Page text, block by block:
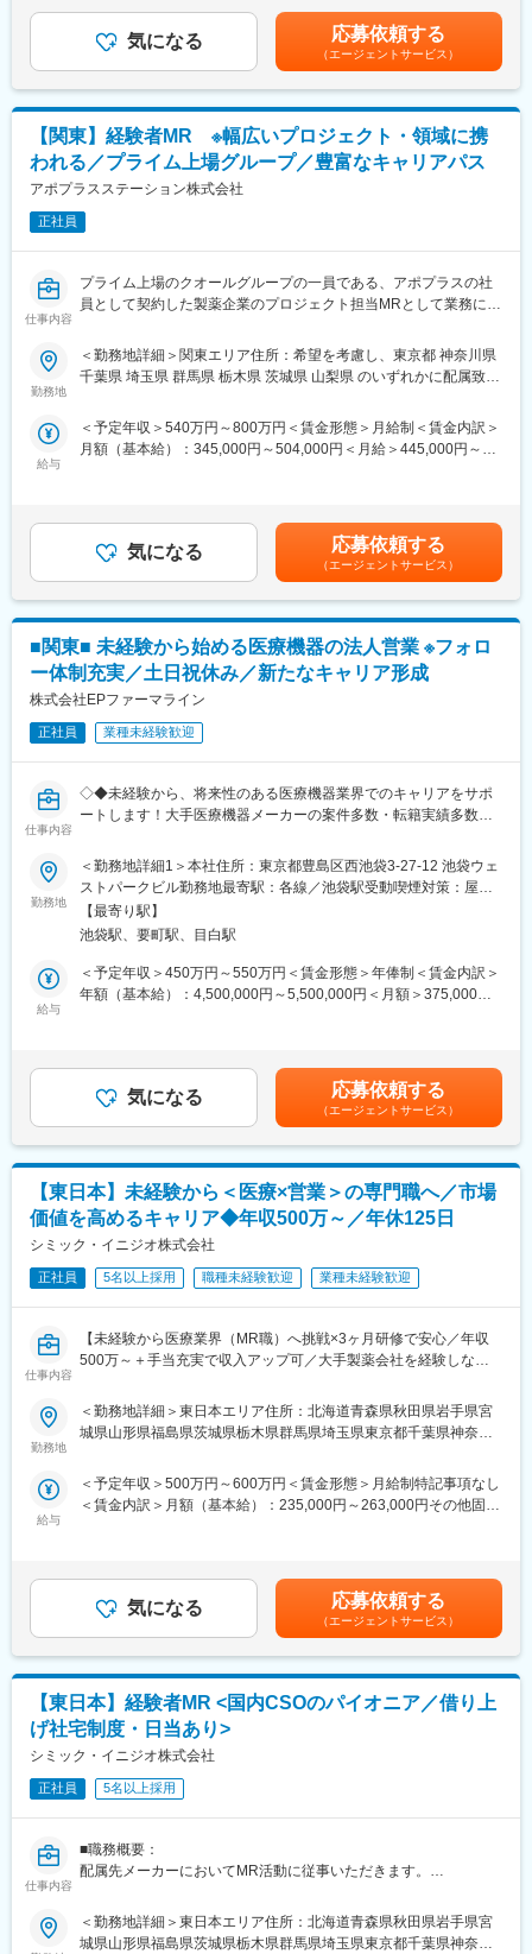
ています。
・1日あたり1,500円の外勤手当を支給
・家賃の60％を会社負担する借上社宅制度（持家からの通勤者等
一部を除く）
・転勤が必要な場合、転居費用は会社負担（単身赴任手当や帰省
旅費補助あり）
（4）豊富なキャリアパス
在籍期間や雇用形態に問わず、業績評価と上長からの推薦があれ
シミックグループ内の社内公募制度を使って、治験支援などに携
わることも可能です。
現場配属後も、担当サポーターが伴走します。1人にしません！
・東証プライム上場Gの安定基盤×内資系企業◎安定して働ける環
境です！
■職務内容：
MR（医薬情報担当者）として、医師や医薬品卸へ訪問、医薬品に
関する情報提供を行います。
＜MRとは＞
いのか」などの情報が付加されて、初めて効果的に使うことがで
きます。医師への適切な医薬品情報の提供を通じて、患者さんの
■安心の研修体制：
・導入教育終了後は、Web講義、e-Learning、集合研修を組み合
わせて行う、MR認定試験に100％を担保する対策講座がありま
・現場配属後も、担当SVと月1回以上の面談を設けており、成果
を出すためのフォロー体制を整えております。
★入社同期がいるため、一緒に頑張れる環境です！専門性の高い
営業職が目指せます。
■長く働ける◎働きやすい環境：
・土日祝休／年間休日122日
・長期休暇が取りやすい！（連続休暇の取得を奨励しています）
・有給取得率：70％以上
■福利厚生（転勤を伴う場合）：
・住居契約初期経費：会社負担（上限設定あり）
・入居時の引越し費用：会社負担（会社指定業者）
変更の範囲：会社の定める業務
どを考慮し、規定により決定します。※年収の他に別途日当（月額
3～4万円）・諸手当有昇給：年1回★頑張りに応じて年収UP★赴
任先の評価次第で大幅に年収をUPできます。（年2回業績給改
定）賃金はあくまでも目安の金額であり、選考を通じて上下する
可能性があります。月給(月額)は固定手当を含めた表記です。
気になる 応募依頼する
（エージェントサービス）
【関東】経験者MR ※幅広いプロジェクト・領域に携
われる／プライム上場グループ／豊富なキャリアパス
アポプラスステーション株式会社
正社員
仕事内容
プライム上場のクオールグループの一員である、アポプラスの社
員として契約した製薬企業のプロジェクト担当MRとして業務に従
メーカーなどプロジェクトは多岐に渡りますので、今までの経験
を活かせる環境が整っています。
■営業スタイル：担当エリアの医療機関（開業医、病院）を訪問し
用情報を収集を行っていただきます。
・新薬のプロモーション
※プロジェクトマネージャー、スーパーバイザー(SV)より、日々の
活動についてフォローを受けられる環境です。全国にSVを配置
し、素早くフォローができる体制をとっています。
■キャリアパス：コントラクトMRとしての働き方以外にも、スキ
ルアップを図りプロジェクトマネージャー等のマネジメント業
務、あるいは本社スタッフとしてMR経験を活かした業務に就くな
どのキャリアパスもございます。
■特徴：
(1)充実した教育体制：
・製品研修（約2週間～2ヶ月、プロジェクトによる）：入社オリ
・継続教育：APS COLLEGEという当社オリジナルの教育システ
ムがございます。まず、G（ジェネラル）MRとして基礎を身に着
て「医療経営士」の取得を目指していただくことも可能です。
(2)プロジェクトマネジメント体制：プロジェクトマネージャー、
スーパーバイザーが日々の活動をフォローします。定期的な連絡
や面談のほか、必要に応じて素早くバックアップに入るなど、MR
として結果を出せるように万全のサポート体制を整えています。
(3)豊富なプロジェクト数、50社を超える多数の取引メーカー：同
業他社と比較しても、多くのプロジェクト数があり、様々なご経
・入社3年目（MR経験者）28歳：642万（月給＋日当＋住宅手
当）
・入社5年目（MR経験者）33歳：712万（月給＋日当＋住宅手
変更の範囲：会社の定める業務
勤務地
＜勤務地詳細＞関東エリア住所：希望を考慮し、東京都 神奈川県
千葉県 埼玉県 群馬県 栃木県 茨城県 山梨県 のいずれかに配属致し
業所（リモートワーク含む）
給与
＜予定年収＞540万円～800万円＜賃金形態＞月給制＜賃金内訳＞
月額（基本給）：345,000円～504,000円＜月給＞445,000円～
す。※その他の手当は「待遇・福利厚生」欄をご参照ください。昇
給：年1回★頑張りに応じて年収UP★赴任先の評価次第で大幅に
年収をUPできます。（年2回業績給改定）賃金はあくまでも目安
の金額であり、選考を通じて上下する可能性があります。月給(月
額)は固定手当を含めた表記です。
気になる 応募依頼する
（エージェントサービス）
■関東■ 未経験から始める医療機器の法人営業 ※フォロ
ー体制充実／土日祝休み／新たなキャリア形成
株式会社EPファーマライン
正社員 業種未経験歓迎
仕事内容
◇◆未経験から、将来性のある医療機器業界でのキャリアをサポ
ートします！大手医療機器メーカーの案件多数・転籍実績多数
【はじめに／CSOとは】
EPファーマラインは「CSO業界」の中でも医療機器業界に特化し
た事業を展開している、国内でも数少ない大手企業です！CSO事
業とは、クライアントである国内の医療機器メーカーの営業機能
を一部EPファーマラインにて代行するサービスのことで、今回の
募集ではEPファーマラインの正社員として入社いただき、提携し
病院の医師や看護師、臨床工学技士などの医療従事者対し、情報
提供と提案営業を担当頂きます！基本的には既存顧客向けのルー
ト営業がメイン(一部新規あり)で、直行直帰の勤務が多く、自身で
多くの方が未経験からキャリアチェンジをされておりますが、医
療機器の使用方法の提案から、治療現場でのサポートまで、一貫
して医療現場に携わることができ、非常に社会貢献性を感じられ
るお仕事です！
【EPファーマラインでキャリアを築くメリット】
■優良案件多数／メーカー転籍を支援
他社では見かけないような大手メーカーの案件や最先端製品の案
件を保有しています。また原則、将来的にクライアント先への転
籍も視野に入れた内容で案件を受注しています。(＝将来的に医療
これを可能にしている背景としては、比較的少数規模を保って運
営を行っているからこそマネージャーの目が行き届く環境を整え
■入社後も強力なバックアップが受けられます！
も実施しており、日々の業務だけでなく中長期的な視点での相談
も可能です。また、クライアント・社内評価に基いた明確な評価
制度により、キャリアや年収アップに向けた目標を定めやすい環
少しでも医療業界でキャリア形成したい！というお気持ちのある
方は是非ご応募ください！
変更の範囲：会社の定める業務
勤務地
＜勤務地詳細1＞本社住所：東京都豊島区西池袋3-27-12 池袋ウェ
ストパークビル勤務地最寄駅：各線／池袋駅受動喫煙対策：屋内
全面禁煙＜勤務地詳細2＞関東エリア住所：東京都等、関東エリア
への配属予定となります。 受動喫煙対策：屋内全面禁煙変更の範
【最寄り駅】
池袋駅、要町駅、目白駅
給与
＜予定年収＞450万円～550万円＜賃金形態＞年俸制＜賃金内訳＞
年額（基本給）：4,500,000円～5,500,000円＜月額＞375,000円
気になる 応募依頼する
（エージェントサービス）
【東日本】未経験から＜医療×営業＞の専門職へ／市場
価値を高めるキャリア◆年収500万～／年休125日
シミック・イニジオ株式会社
正社員 5名以上採用 職種未経験歓迎 業種未経験歓迎
仕事内容
【未経験から医療業界（MR職）へ挑戦×3ヶ月研修で安心／年収
500万～＋手当充実で収入アップ可／大手製薬会社を経験しなが
＜入社月について＞
入社月が決まっているため同期も多く安心してスタート可能
具体的には、「どんな病気に効くか（効果）／安全性（副作用や
注意点）／品質に問題はないか」をわかりやすく伝えます
また、現場で使われた際の声を聞き取り製薬会社へ届け、より良
い薬づくりにも貢献します
自分が関わった薬が患者様の治療につながり、感謝されるやりが
いのある仕事です
＼＼求人のポイント／／
◎未経験から医療業界へ｜大手製薬会社のプロジェクトで働ける
◎3ヶ月研修＋OJTでゼロから育成｜専門性の高いキャリア形成
員など）が活躍中
▽約3ヶ月の研修（医療知識・業務理解）
▽現場配属（4ヶ月目～）※マネージャーなど周囲のサポートを受
勤務地
＜勤務地詳細＞東日本エリア住所：北海道青森県秋田県岩手県宮
城県山形県福島県茨城県栃木県群馬県埼玉県東京都千葉県神奈川
全面禁煙変更の範囲：会社の定める事業所
給与
＜予定年収＞500万円～600万円＜賃金形態＞月給制特記事項なし
＜賃金内訳＞月額（基本給）：235,000円～263,000円その他固定
を全額支給 ■賞与年2回（昨年度実績4.2ヶ月）、報酬改定年1回■
全国勤務が可能な方は、50万円の一時金を支給(3ヶ月の試用期間
後の翌月給与で支給)賃金はあくまでも目安の金額であり、選考を
通じて上下する可能性があります。月給(月額)は固定手当を含めた
表記です。
気になる 応募依頼する
（エージェントサービス）
【東日本】経験者MR <国内CSOのパイオニア／借り上
げ社宅制度・日当あり>
シミック・イニジオ株式会社
正社員 5名以上採用
仕事内容
■職務概要：
配属先メーカーにおいてMR活動に従事いただきます。
■新薬プロジェクト95％超／常時60以上のプロジェクトが稼働
プロジェクトの数やバリエーションはキャリア形成に直結するた
＜勤務地詳細＞東日本エリア住所：北海道青森県秋田県岩手県宮
城県山形県福島県茨城県栃木県群馬県埼玉県東京都千葉県神奈川